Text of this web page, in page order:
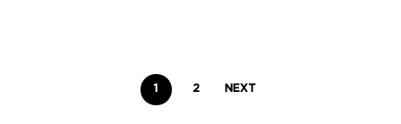
1 2 NEXT